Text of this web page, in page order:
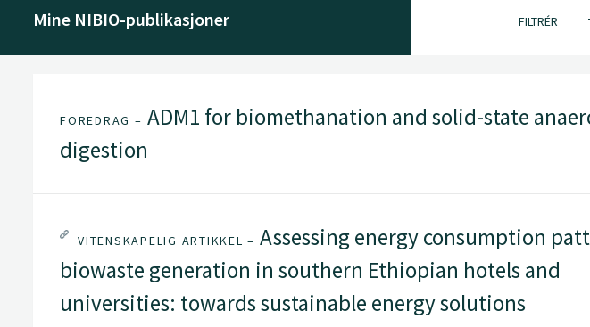
Mine NIBIO-publikasjoner FILTRÉR
FOREDRAG – ADM1 for biomethanation and solid-state
digestion
VITENSKAPELIG ARTIKKEL – Assessing energy consumption
biowaste generation in southern Ethiopian hotels and
universities: towards sustainable energy solutions